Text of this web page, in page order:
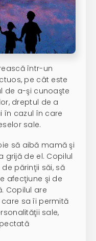
într-un
pe cât este
de a-şi cunoaşte
dreptul de a
în cazul în care
sale.
să aibă mamă şi
grijă de el. Copilul
părinţii săi, să
afecţiune şi de
Copilul are
sa îi permită
sale,